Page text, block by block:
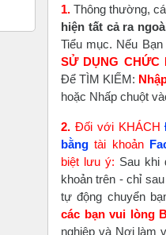
1. Thông thường,
hiện tất cả ra
Tiểu mục. Nếu
SỬ DỤNG CHỨC
Để TÌM KIẾM:
hoặc Nhấp chuột
2. Đối với KHÁCH
bằng tài khoản
biệt lưu ý: Sau khi
khoản trên - chỉ
tự động chuyển
các bạn vui lòng
nghiệp và Nơi làm